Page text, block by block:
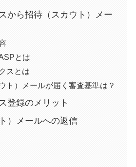
から招待（スカウト）メー
とは
スとは
ト）メールが届く審査基準は？
登録のメリット
）メールへの返信